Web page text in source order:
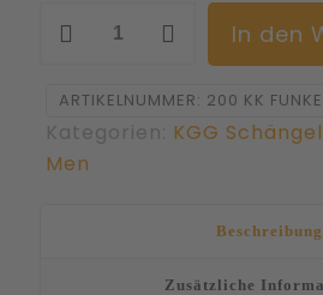
Hakro
218
Mikralinar®
In den
ARTIKELNUMMER: 200 KK
Kategorien: KGG
Men
Beschreibung
Zusätzliche